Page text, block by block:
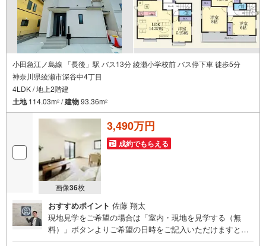
意外に知らないお客様が多い
【定年時の住宅ローン残高】
【住宅購入者だけが加入できる無料の生命保険】
【13年間もらえる、国からの特別ボーナス】
これから多くなる【教育費】
住宅を買った後から始まる【住宅ローン返済】
65歳以上から必要になる【老後の費用負担】
住宅探しの【このタイミング】で不安な部分を明確にしていきません
か？？
--------------
小田急江ノ島線 「長後」駅 バス13分 綾瀬小学校前 バス停下車 徒歩5分
神奈川県綾瀬市深谷中4丁目
4LDK / 地上2階建
土地114.03m2 /建物93.36m2
画像36枚
3,490万円
成約でもらえる
おすすめポイント 佐藤 翔太
現地見学をご希望の場合は「室内・現地を見学する（無
料）」ボタンよりご希望の日時をご記入いただけますとス